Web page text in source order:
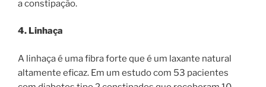
a constipação.
4. Linhaça
A linhaça é uma fibra forte que é um laxante natural
altamente eficaz. Em um estudo com 53 pacientes